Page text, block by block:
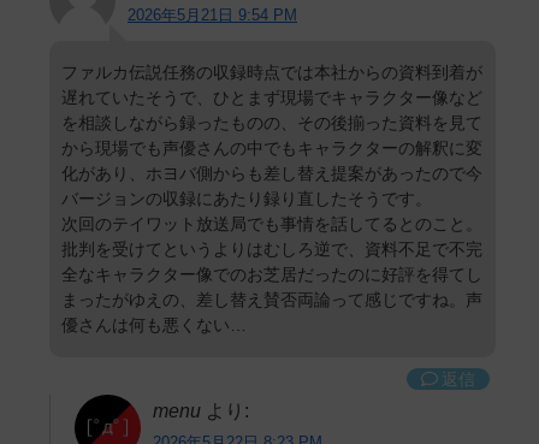
2026年5月21日 9:54 PM
ファルカ伝説任務の収録時点では本社からの資料到着が
遅れていたそうで、ひとまず現場でキャラクター像など
を相談しながら録ったものの、その後揃った資料を見て
から現場でも声優さんの中でもキャラクターの解釈に変
化があり、ホヨバ側からも差し替え提案があったので今
バージョンの収録にあたり録り直したそうです。
次回のテイワット放送局でも事情を話してるとのこと。
批判を受けてというよりはむしろ逆で、資料不足で不完
全なキャラクター像でのお芝居だったのに好評を得てし
まったがゆえの、差し替え賛否両論って感じですね。声
優さんは何も悪くない…
返信
menu より: